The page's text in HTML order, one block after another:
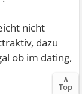
nicht
dazu
ob im dating,
∧
Top